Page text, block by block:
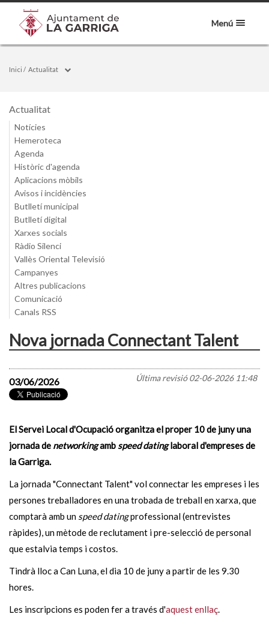
Menú
Inici / Actualitat
Actualitat
Notícies
Hemeroteca
Agenda
Històric d'agenda
Aplicacions mòbils
Avisos i incidències
Butlletí municipal
Butlletí digital
Xarxes socials
Ràdio Silenci
Vallès Oriental Televisió
Campanyes
Altres publicacions
Comunicació
Canals RSS
Nova jornada Connectant Talent
Última revisió02-06-2026 11:48
03/06/2026
El Servei Local d'Ocupació organitza el proper 10 de juny una
jornada de networkingambspeed datinglaboral d'empreses de
la Garriga.
La jornada "Connectant Talent" vol connectar les empreses i les
persones treballadores en una trobada de treball en xarxa, que
comptarà amb un speed datingprofessional (entrevistes
ràpides), un mètode de reclutament i pre-selecció de personal
que estalvia temps i costos.
Tindrà lloc a Can Luna, el dia 10 de juny a partir de les 9.30
hores.
Les inscripcions es poden fer a través d'aquest enllaç.